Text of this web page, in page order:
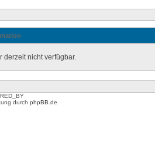
derzeit nicht verfügbar.
durch phpBB.de